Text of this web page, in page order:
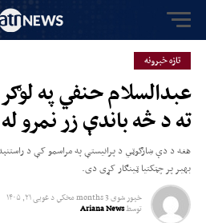
تازه خبرونه
عبدالسلام حنفي په
ته د څه باندې زر نمرو
هغه د دې ښارګوټي د پرانیستې په مراسمو کې د
بهیر پر چټکتیا ټینګار کړی دی.
خپور شوی3 months مخکي دغویی ۲۱, ۱۴۰۵
توسطAriana News